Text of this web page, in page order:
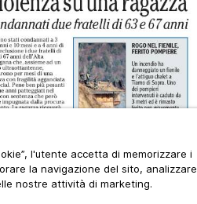
l'utente accetta di memorizzare i
la navigazione del sito, analizzare
nostre attività di marketing.